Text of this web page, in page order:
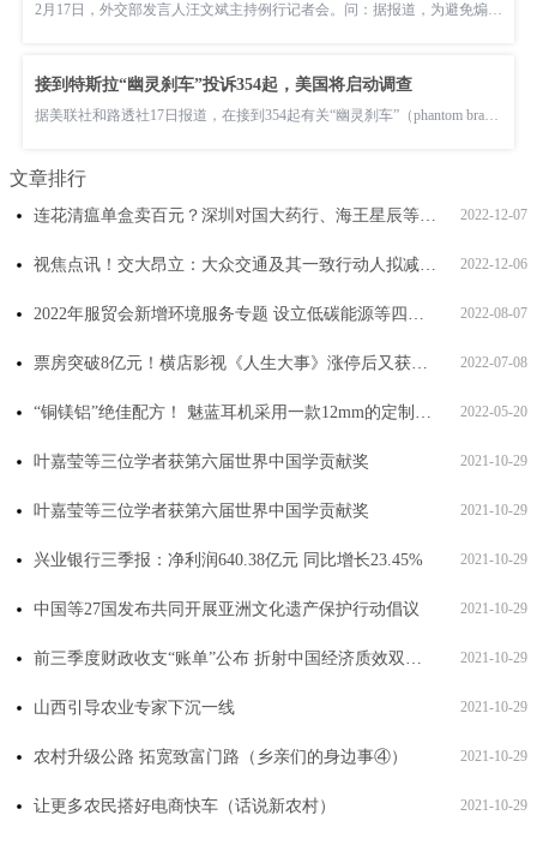
2月17日，外交部发言人汪文斌主持例行记者会。问：据报道，为避免煽动反亚裔言行，美国司法部近日启动了针对“中
接到特斯拉“幽灵刹车”投诉354起，美国将启动调查
据美联社和路透社17日报道，在接到354起有关“幽灵刹车”（phantom braking）的投诉后，美国国家公路交通安全管
文章排行
2022-12-07
连花清瘟单盒卖百元？深圳对国大药行、海王星辰等342家单位进行宣讲提醒_最新资讯
2022-12-06
视焦点讯！交大昂立：大众交通及其一致行动人拟减持不超4%股份
2022-08-07
2022年服贸会新增环境服务专题 设立低碳能源等四大专区
2022-07-08
票房突破8亿元！横店影视《人生大事》涨停后又获大涨
2022-05-20
“铜镁铝”绝佳配方！ 魅蓝耳机采用一款12mm的定制动圈发声单元
2021-10-29
叶嘉莹等三位学者获第六届世界中国学贡献奖
2021-10-29
叶嘉莹等三位学者获第六届世界中国学贡献奖
2021-10-29
兴业银行三季报：净利润640.38亿元 同比增长23.45%
2021-10-29
中国等27国发布共同开展亚洲文化遗产保护行动倡议
2021-10-29
前三季度财政收支“账单”公布 折射中国经济质效双提升
2021-10-29
山西引导农业专家下沉一线
2021-10-29
农村升级公路 拓宽致富门路（乡亲们的身边事④）
2021-10-29
让更多农民搭好电商快车（话说新农村）